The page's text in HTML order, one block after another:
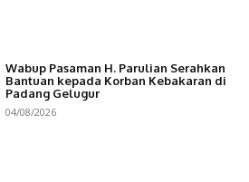
Wabup Pasaman H. Parulian Serahkan
Bantuan kepada Korban Kebakaran di
Padang Gelugur
04/08/2026